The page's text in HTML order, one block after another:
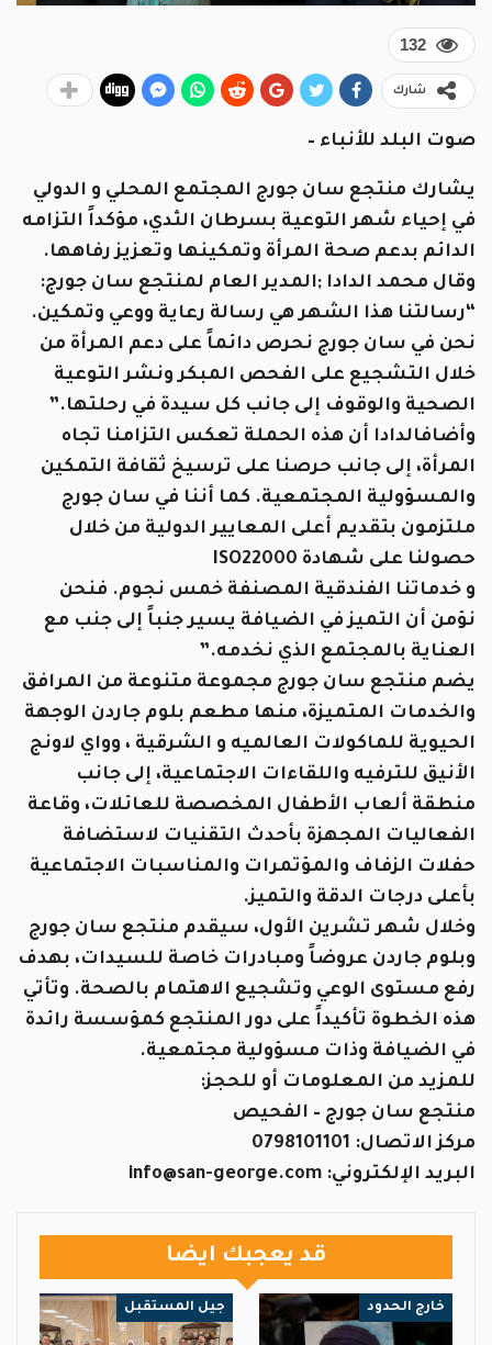
132
شارك
صوت البلد للأنباء –
يشارك منتجع سان جورج المجتمع المحلي و الدولي
في إحياء شهر التوعية بسرطان الثدي، مؤكداً التزامه
الدائم بدعم صحة المرأة وتمكينها وتعزيز رفاهها.
وقال محمد الدادا ;المدير العام لمنتجع سان جورج:
“رسالتنا هذا الشهر هي رسالة رعاية ووعي وتمكين.
نحن في سان جورج نحرص دائماً على دعم المرأة من
خلال التشجيع على الفحص المبكر ونشر التوعية
الصحية والوقوف إلى جانب كل سيدة في رحلتها.”
وأضافالدادا أن هذه الحملة تعكس التزامنا تجاه
المرأة، إلى جانب حرصنا على ترسيخ ثقافة التمكين
والمسؤولية المجتمعية. كما أننا في سان جورج
ملتزمون بتقديم أعلى المعايير الدولية من خلال
حصولنا على شهادة ISO22000
و خدماتنا الفندقية المصنفة خمس نجوم. فنحن
نؤمن أن التميز في الضيافة يسير جنباً إلى جنب مع
العناية بالمجتمع الذي نخدمه.”
يضم منتجع سان جورج مجموعة متنوعة من المرافق
والخدمات المتميزة، منها مطعم بلوم جاردن الوجهة
الحيوية للماكولات العالميه و الشرقية ، وواي لاونج
الأنيق للترفيه واللقاءات الاجتماعية، إلى جانب
منطقة ألعاب الأطفال المخصصة للعائلات، وقاعة
الفعاليات المجهزة بأحدث التقنيات لاستضافة
حفلات الزفاف والمؤتمرات والمناسبات الاجتماعية
بأعلى درجات الدقة والتميز.
وخلال شهر تشرين الأول، سيقدم منتجع سان جورج
وبلوم جاردن عروضاً ومبادرات خاصة للسيدات، بهدف
رفع مستوى الوعي وتشجيع الاهتمام بالصحة. وتأتي
هذه الخطوة تأكيداً على دور المنتجع كمؤسسة رائدة
في الضيافة وذات مسؤولية مجتمعية.
للمزيد من المعلومات أو للحجز:
منتجع سان جورج – الفحيص
مركز الاتصال: 0798101101
البريد الإلكتروني: info@san-george.com
قد يعجبك ايضا
خارج الحدود جيل المستقبل